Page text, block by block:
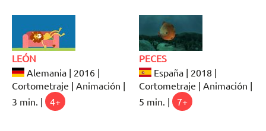
LEÓN
Alemania | 2016 |
Cortometraje | Animación |
3 min. |
4+
PECES
España | 2018 |
Cortometraje | Animación |
5 min. |
7+